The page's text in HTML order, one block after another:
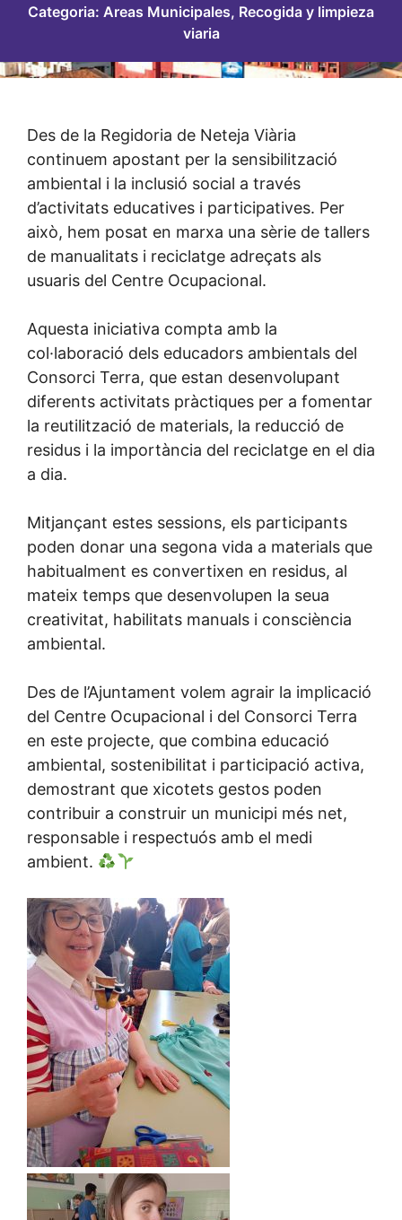
Categoria: Areas Municipales, Recogida y limpieza
viaria
Des de la Regidoria de Neteja Viària
continuem apostant per la sensibilització
ambiental i la inclusió social a través
d’activitats educatives i participatives. Per
això, hem posat en marxa una sèrie de tallers
de manualitats i reciclatge adreçats als
usuaris del Centre Ocupacional.
Aquesta iniciativa compta amb la
col·laboració dels educadors ambientals del
Consorci Terra, que estan desenvolupant
diferents activitats pràctiques per a fomentar
la reutilització de materials, la reducció de
residus i la importància del reciclatge en el dia
a dia.
Mitjançant estes sessions, els participants
poden donar una segona vida a materials que
habitualment es convertixen en residus, al
mateix temps que desenvolupen la seua
creativitat, habilitats manuals i consciència
ambiental.
Des de l’Ajuntament volem agrair la implicació
del Centre Ocupacional i del Consorci Terra
en este projecte, que combina educació
ambiental, sostenibilitat i participació activa,
demostrant que xicotets gestos poden
contribuir a construir un municipi més net,
responsable i respectuós amb el medi
ambient.